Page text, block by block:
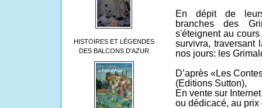
HISTOIRES ET LÉGENDES
DES BALCONS D'AZUR
En dépit de
branches des
s'éteignent au
survivra, traversant
nos jours: les
D’après «Les
(Editions Sutton),
En vente sur
ou dédicacé, au prix